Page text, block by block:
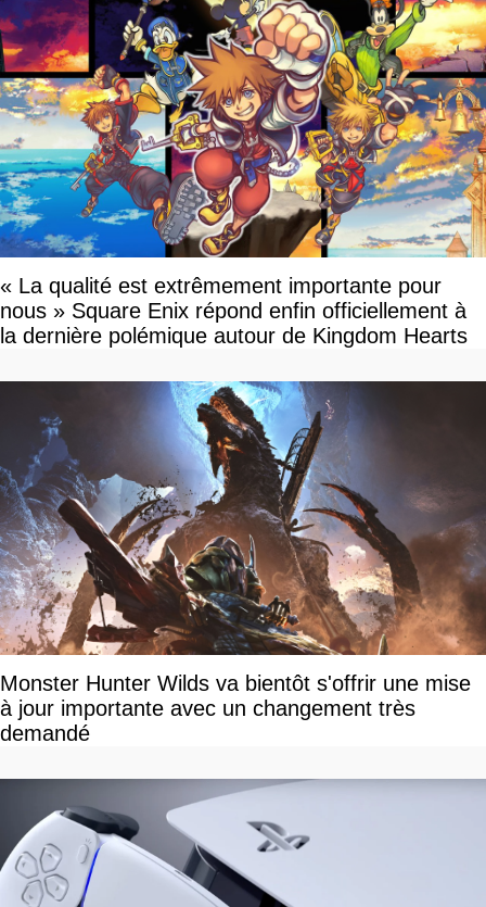
« La qualité est extrêmement importante pour
nous » Square Enix répond enfin officiellement à
la dernière polémique autour de Kingdom Hearts
Monster Hunter Wilds va bientôt s'offrir une mise
à jour importante avec un changement très
demandé